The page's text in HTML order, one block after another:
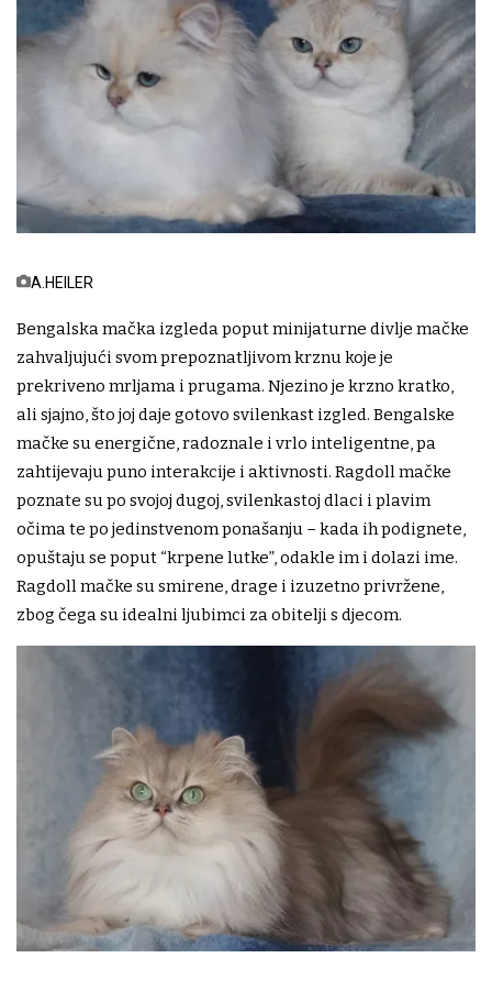
A.HEILER
Bengalska mačka izgleda poput minijaturne divlje mačke
zahvaljujući svom prepoznatljivom krznu koje je
prekriveno mrljama i prugama. Njezino je krzno kratko,
ali sjajno, što joj daje gotovo svilenkast izgled. Bengalske
mačke su energične, radoznale i vrlo inteligentne, pa
zahtijevaju puno interakcije i aktivnosti. Ragdoll mačke
poznate su po svojoj dugoj, svilenkastoj dlaci i plavim
očima te po jedinstvenom ponašanju – kada ih podignete,
opuštaju se poput “krpene lutke”, odakle im i dolazi ime.
Ragdoll mačke su smirene, drage i izuzetno privržene,
zbog čega su idealni ljubimci za obitelji s djecom.